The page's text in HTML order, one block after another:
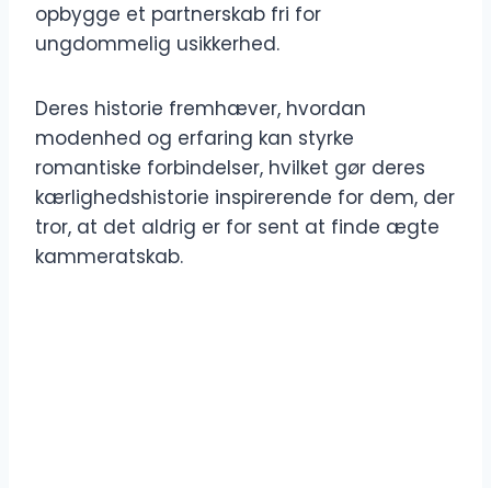
opbygge et partnerskab fri for
ungdommelig usikkerhed.
Deres historie fremhæver, hvordan
modenhed og erfaring kan styrke
romantiske forbindelser, hvilket gør deres
kærlighedshistorie inspirerende for dem, der
tror, at det aldrig er for sent at finde ægte
kammeratskab.